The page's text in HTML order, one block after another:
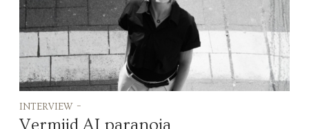
interview -